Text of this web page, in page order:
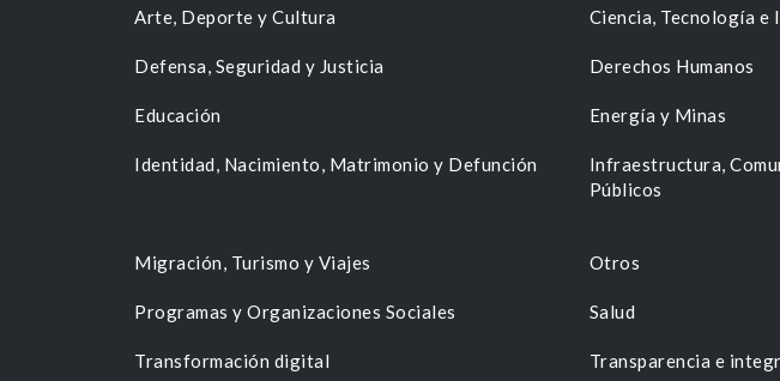
Arte, Deporte y Cultura Ciencia, Tecnología e
Defensa, Seguridad y Justicia Derechos Humanos
Educación Energía y Minas
Identidad, Nacimiento, Matrimonio y Defunción
Infraestructura,
Públicos
Migración, Turismo y Viajes Otros
Programas y Organizaciones Sociales Salud
Transformación digital Transparencia e